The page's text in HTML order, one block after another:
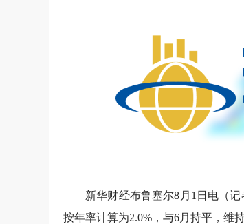
新华财经布鲁塞尔8月1日电（
按年率计算为2.0%，与6月持平，维